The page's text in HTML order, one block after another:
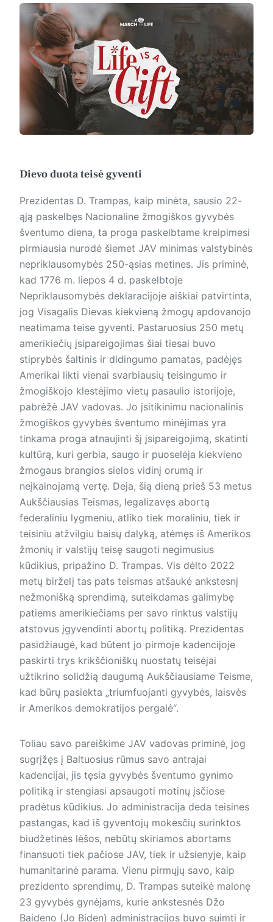
Dievo duota teisė gyventi
Prezidentas D. Trampas, kaip minėta, sausio 22-
ąją paskelbęs Nacionaline žmogiškos gyvybės
šventumo diena, ta proga paskelbtame kreipimesi
pirmiausia nurodė šiemet JAV minimas valstybinės
nepriklausomybės 250-ąsias metines. Jis priminė,
kad 1776 m. liepos 4 d. paskelbtoje
Nepriklausomybės deklaracijoje aiškiai patvirtinta,
jog Visagalis Dievas kiekvieną žmogų apdovanojo
neatimama teise gyventi. Pastaruosius 250 metų
amerikiečių įsipareigojimas šiai tiesai buvo
stiprybės šaltinis ir didingumo pamatas, padėjęs
Amerikai likti vienai svarbiausių teisingumo ir
žmogiškojo klestėjimo vietų pasaulio istorijoje,
pabrėžė JAV vadovas. Jo įsitikinimu nacionalinis
žmogiškos gyvybės šventumo minėjimas yra
tinkama proga atnaujinti šį įsipareigojimą, skatinti
kultūrą, kuri gerbia, saugo ir puoselėja kiekvieno
žmogaus brangios sielos vidinį orumą ir
neįkainojamą vertę. Deja, šią dieną prieš 53 metus
Aukščiausias Teismas, legalizavęs abortą
federaliniu lygmeniu, atliko tiek moraliniu, tiek ir
teisiniu atžvilgiu baisų dalyką, atėmęs iš Amerikos
žmonių ir valstijų teisę saugoti negimusius
kūdikius, pripažino D. Trampas. Vis dėlto 2022
metų birželį tas pats teismas atšaukė ankstesnį
nežmonišką spren­dimą, suteikdamas galimybę
patiems amerikiečiams per savo rinktus valstijų
atstovus įgyvendinti abortų politiką. Prezidentas
pasidžiaugė, kad būtent jo pirmoje kadencijoje
paskirti trys krikščioniškų nuostatų teisėjai
užtikrino solidžią daugumą Aukščiausiame Teisme,
kad būrų pasiekta „triumfuojanti gyvybės, laisvės
ir Amerikos demokratijos pergalė“.
Toliau savo pareiškime JAV vadovas priminė, jog
sugrįžęs į Bal­tuosius rūmus savo antrajai
kadencijai, jis tęsia gyvybės šventumo gynimo
politiką ir stengiasi apsaugoti motinų įsčiose
pradėtus kūdikius. Jo administracija deda teisines
pastangas, kad iš gyventojų mokesčių surinktos
biudžetinės lėšos, nebūtų skiriamos abortams
finansuoti tiek pačiose JAV, tiek ir užsienyje, kaip
humanitarinė parama. Vienu pirmųjų savo, kaip
prezidento sprendimų, D. Trampas suteikė malonę
23 gyvybės gynėjams, kurie ankstesnės Džo
Baideno (Jo Biden) administracijos buvo suimti ir